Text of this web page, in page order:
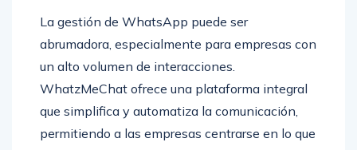
La gestión de WhatsApp puede ser
abrumadora, especialmente para empresas con
un alto volumen de interacciones.
WhatzMeChat ofrece una plataforma integral
que simplifica y automatiza la comunicación,
permitiendo a las empresas centrarse en lo que